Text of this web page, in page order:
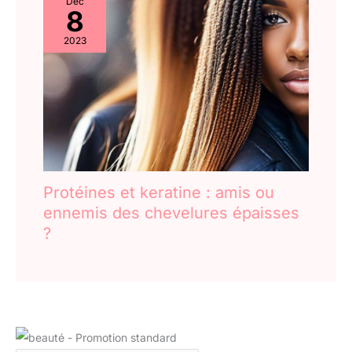
8
2023
Protéines et keratine : amis ou
ennemis des chevelures épaisses
?